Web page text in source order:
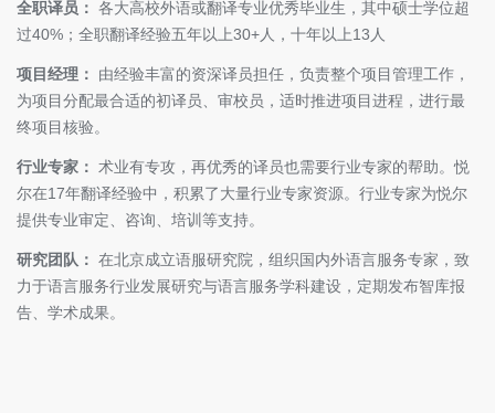
全职译员： 各大高校外语或翻译专业优秀毕业生，其中硕士学位超
过40%；全职翻译经验五年以上30+人，十年以上13人
项目经理：
由经验丰富的资深译员担任，负责整个项目管理工作，
为项目分配最合适的初译员、审校员，适时推进项目进程，进行最
终项目核验。
行业专家： 术业有专攻，再优秀的译员也需要行业专家的帮助。悦
尔在17年翻译经验中，积累了大量行业专家资源。行业专家为悦尔
提供专业审定、咨询、培训等支持。
研究团队： 在北京成立语服研究院，组织国内外语言服务专家，致
力于语言服务行业发展研究与语言服务学科建设，定期发布智库报
告、学术成果。